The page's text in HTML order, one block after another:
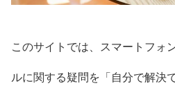
このサイトでは、スマートフォ
ルに関する疑問を「自分で解決